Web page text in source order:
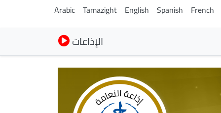
Arabic Tamazight English Spanish French
الإذاعات